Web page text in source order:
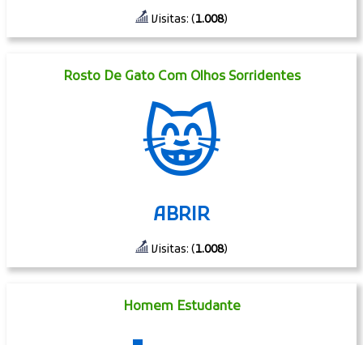
Visitas: (1.008)
Rosto De Gato Com Olhos Sorridentes
😸
ABRIR
Visitas: (1.008)
Homem Estudante